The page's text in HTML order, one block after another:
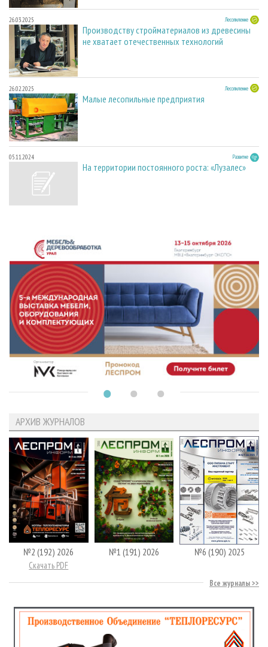
26.03.2025 Лесопиление
Производству стройматериалов из древесины
не хватает отечественных технологий
26.02.2025 Лесопиление
Малые лесопильные предприятия
05.11.2024 Развитие
На территории постоянного роста: «Лузалес»
АРХИВ ЖУРНАЛОВ
№2 (192) 2026
Скачать PDF
№1 (191) 2026 №6 (190) 2025
Все журналы